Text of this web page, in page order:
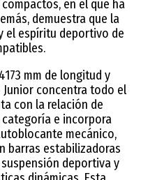
en el que ha
demuestra que la
el espíritu deportivo de
mm de longitud y
Junior concentra todo el
con la relación de
e incorpora
mecánico,
barras estabilizadoras
deportiva y